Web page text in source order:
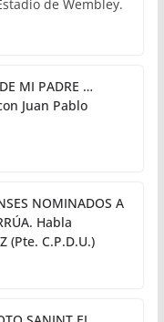
de Wembley.
MI PADRE …
Juan Pablo
NOMINADOS A
Habla
(Pte. C.P.D.U.)